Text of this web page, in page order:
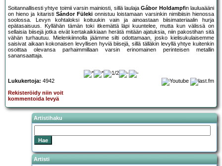
Soitannallisesti yhtye toimii varsin mainiosti, sillä laulajaGábor Holdampfin lauluaääni
on hieno ja kitaristi Sándor Füleki onnistuu loistamaan varsinkin nimibiisin hienossa
soolossa. Levyn kohtaloksi koituukin vain ja ainoastaan biisimateriaalin hurja
epätasaisuus. Kyllähän tämän toki itkemättä läpi kuuntelee, mutta kun välissä on
sellaisia biisejä jotka eivät kertakaikkiaan herätä mitään ajatuksia, niin pakostihan sitä
vähän turhautuu. Mielenkiinnolla jäämme silti odottamaan, josko kielisukulaisemme
saisivat aikaan kokonaisen levyllisen hyviä biisejä, sillä tälläkin levyllä yhtye kuitenkin
osoittaa olevansa parhaimmillaan varsin erinomainen perinteisen metallin
sanansaattaja.
Lukukertoja: 4942
Rekisteröidy niin voit
kommentoida levyä
Artistihaku
Artisti